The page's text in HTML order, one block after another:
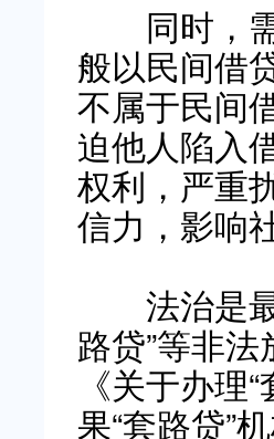
同时，需
般以民间借
不属于民间
迫他人陷入
权利，严重
信力，影响
法治是最
路贷”等非
《关于办理
果“套路贷”